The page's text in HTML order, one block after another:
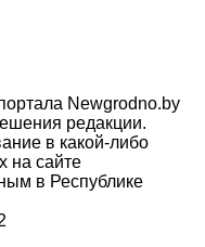
Newgrodno.by
редакции.
в какой-либо
на сайте
в Республике